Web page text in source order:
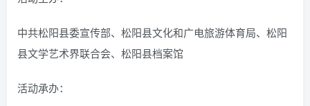
中共松阳县委宣传部、松阳县文化和广电旅游体育局、松阳
县文学艺术界联合会、松阳县档案馆
活动承办：